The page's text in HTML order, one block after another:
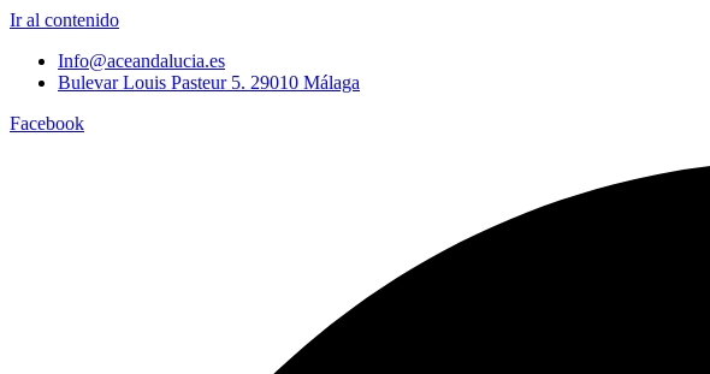
Ir al contenido
Info@aceandalucia.es
Bulevar Louis Pasteur 5. 29010 Málaga
Facebook